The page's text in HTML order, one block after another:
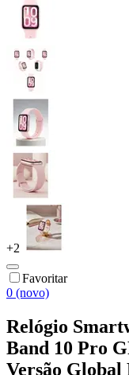
+2
Favoritar
0 (novo)
Relógio
Band 10 Pro
Versão Global